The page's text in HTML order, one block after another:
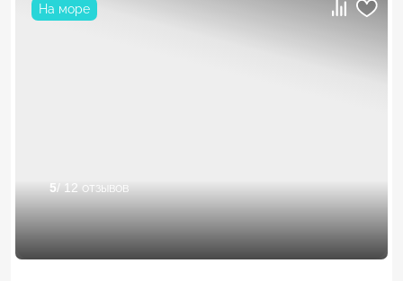
На море
5/ 12 отзывов